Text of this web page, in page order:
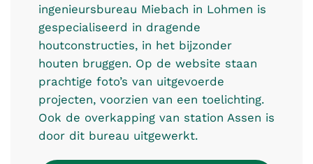
ingenieursbureau Miebach in Lohmen is
gespecialiseerd in dragende
houtconstructies, in het bijzonder
houten bruggen. Op de website staan
prachtige foto’s van uitgevoerde
projecten, voorzien van een toelichting.
Ook de overkapping van station Assen is
door dit bureau uitgewerkt.